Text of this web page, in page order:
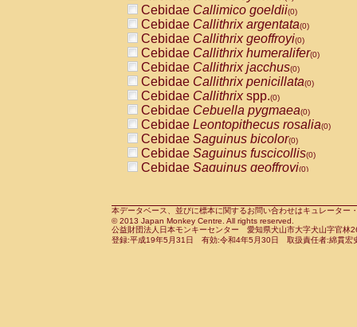
PitheciidaeCallicebus moloch
PitheciidaeCallicebus torquatus
PitheciidaeCallicebusspp.(0)
PitheciidaeChiropotes satanas(0)
PitheciidaePithecia monachus
PitheciidaePithecia pithecia(0)
CercopithecidaeCercocebus agilis
CercopithecidaeCercocebus
CercopithecidaeCercocebus
CercopithecidaeCercocebus
CercopithecidaeCercocebus
CercopithecidaeCercocebushybrid
CercopithecidaePapio anubis(0)
CercopithecidaePapio cynocephalus
CercopithecidaePapio hamadryas(0)
Cebidae Callimico goeldii(0)
Cebidae Callithrix argentata(0)
Cebidae Callithrix geoffroyi(0)
Cebidae Callithrix humeralifer(0)
Cebidae Callithrix jacchus(0)
Cebidae Callithrix penicillata(0)
Cebidae Callithrixspp.(0)
Cebidae Cebuella pygmaea(0)
Cebidae Leontopithecus rosalia(0)
Cebidae Saguinus bicolor(0)
Cebidae Saguinus fuscicollis(0)
Cebidae Saguinus geoffroyi(0)
CebidaeSaguinus leucopus(0)
CebidaeSaguinus midas(0)
Cebidae Saguinus mystax(0)
本データベース、並びに標本に関するお問い合わせはキュレータ
© 2013 Japan Monkey Centre. All rights reserved.
公益財団法人日本モンキーセンター 愛知県犬山市大字犬山字官
登録:平成19年5月31日 有効:令和4年5月30日 取扱責任者:綿貫宏